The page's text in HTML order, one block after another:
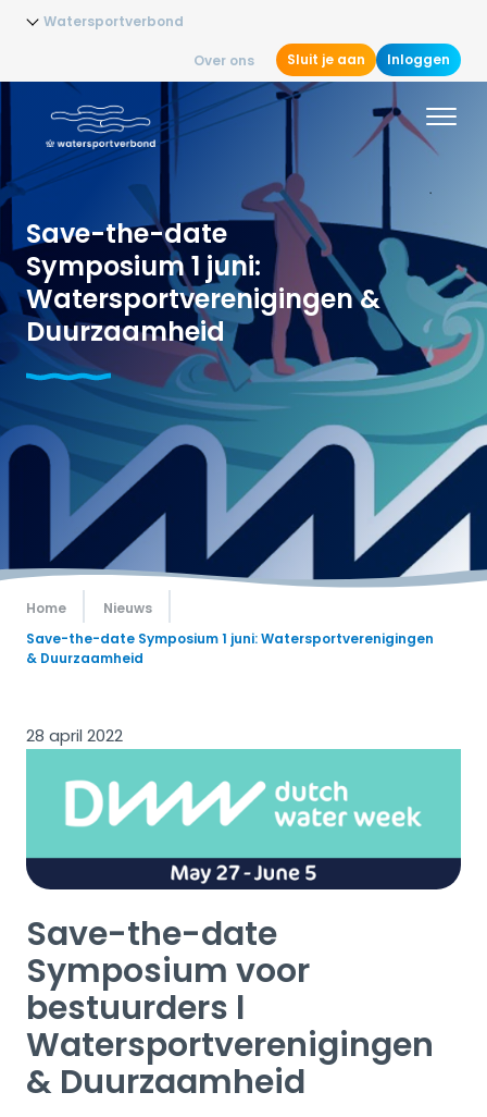
Watersportverbond
Over ons Sluit je aan Inloggen
Save-the-date
Symposium 1 juni:
Watersportverenigingen &
Duurzaamheid
Home
Nieuws
Save-the-date Symposium 1 juni: Watersportverenigingen
& Duurzaamheid
28 april 2022
Save-the-date
Symposium voor
bestuurders l
Watersportverenigingen
& Duurzaamheid